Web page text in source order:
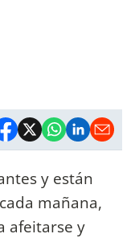
y están
mañana,
afeitarse y